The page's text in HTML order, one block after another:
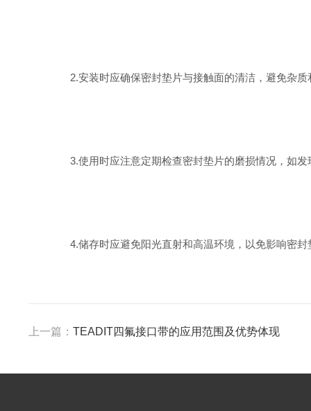
2.安装时应确保密封垫片与接触面的清洁，避免杂质
3.使用时应注意定期检查密封垫片的磨损情况，如发
4.储存时应避免阳光直射和高温环境，以免影响密封
上一篇： TEADIT四氟接口带的应用范围及优势体现